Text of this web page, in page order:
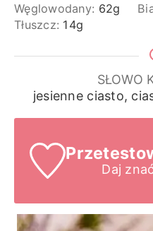
Węglowodany: 62g
Tłuszcz: 14g
SŁOWO
jesienne ciasto,
Daj znać